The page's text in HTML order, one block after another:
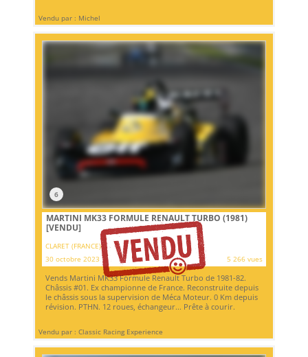
Vendu par : Michel
6
MARTINI MK33 FORMULE RENAULT TURBO (1981)
[VENDU]
CLARET (FRANCE)
30 octobre 2023
5 266 vues
Vends Martini MK33 Formule Renault Turbo de 1981-82.
Châssis #01. Ex championne de France. Reconstruite depuis
le châssis sous la supervision de Méca Moteur. 0 Km depuis
révision. PTHN. 12 roues, échangeur... Prête à courir.
Vendu par : Classic Racing Experience